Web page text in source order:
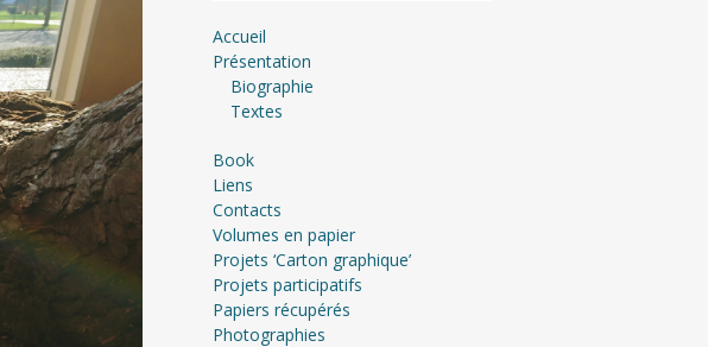
Accueil
Présentation
Biographie
Textes
Book
Liens
Contacts
Volumes en papier
Projets ‘Carton graphique’
Projets participatifs
Papiers récupérés
Photographies